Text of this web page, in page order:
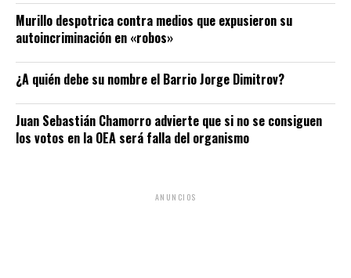
Murillo despotrica contra medios que expusieron su
autoincriminación en «robos»
¿A quién debe su nombre el Barrio Jorge Dimitrov?
Juan Sebastián Chamorro advierte que si no se consiguen
los votos en la OEA será falla del organismo
ANUNCIOS